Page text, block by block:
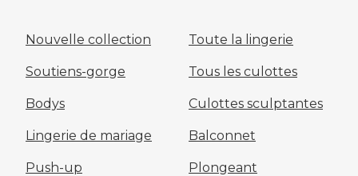
Nouvelle collection Toute la lingerie
Soutiens-gorge Tous les culottes
Bodys Culottes sculptantes
Lingerie de mariage Balconnet
Push-up Plongeant